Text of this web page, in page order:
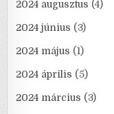
2024 augusztus (4)
2024 június (3)
2024 május (1)
2024 április (5)
2024 március (3)